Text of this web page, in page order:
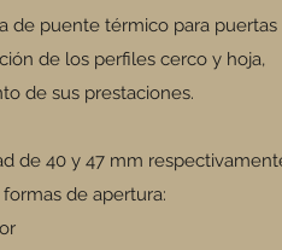
de puente térmico para puertas
de los perfiles cerco y hoja,
de sus prestaciones.
de 40 y 47 mm
de apertura: